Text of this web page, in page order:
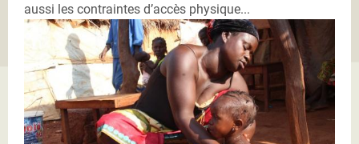
aussi les contraintes d’accès physique...